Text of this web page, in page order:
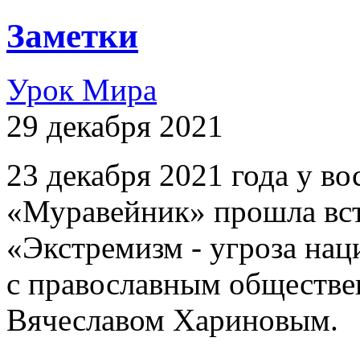
Заметки
Урок Мира
29 декабря 2021
23 декабря 2021 года у
«Муравейник» прошла
«Экстремизм - угроза
с православным
Вячеславом Хариновым.